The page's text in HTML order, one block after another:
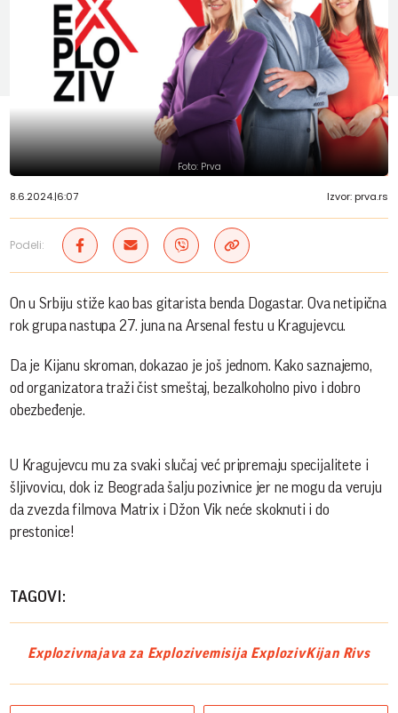
Foto: Prva
8.6.2024.|6:07 Izvor: prva.rs
Podeli:
On u Srbiju stiže kao bas gitarista benda Dogastar. Ova netipična
rok grupa nastupa 27. juna na Arsenal festu u Kragujevcu.
Da je Kijanu skroman, dokazao je još jednom. Kako saznajemo,
od organizatora traži čist smeštaj, bezalkoholno pivo i dobro
obezbeđenje.
U Kragujevcu mu za svaki slučaj već pripremaju specijalitete i
šljivovicu, dok iz Beograda šalju pozivnice jer ne mogu da veruju
da zvezda filmova Matrix i Džon Vik neće skoknuti i do
prestonice!​
TAGOVI:
Explozivnajava za Explozivemisija ExplozivKijan Rivs